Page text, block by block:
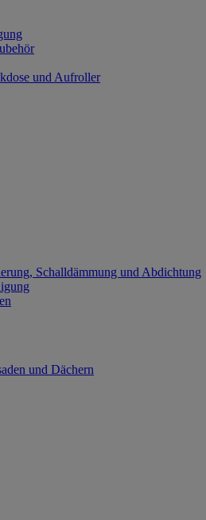
und Aufroller
Schalldämmung und Abdichtung
und Dächern